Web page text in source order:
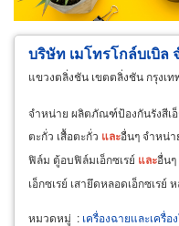
ผู้ส่งออก/นำเข้า
ธุ
บริษัท เมโทรโกล์บเบิล
แขวงตลิ่งชัน เขตตลิ่งชัน กรุงเ
จำหน่าย ผลิตภัณฑ์ป้องกันรังสีเอ็
ตะกั่ว เสื้อตะกั่ว และอื่นๆ จำหน่า
ฟิล์ม ตู้อบฟิล์มเอ็กซเรย์ และอื่น
เอ็กซเรย์ เสายึดหลอดเอ็กซเรย์
หมวดหมู่ : เครื่องฉายและเครื่อ